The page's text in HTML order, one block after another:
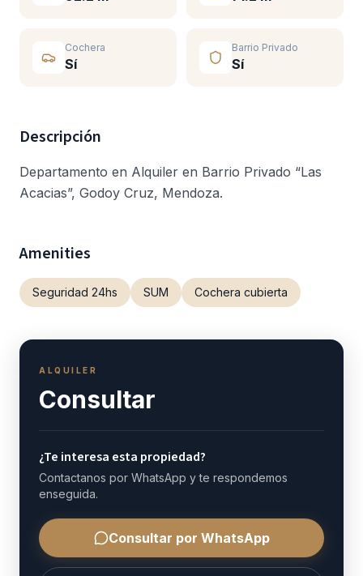
Cochera
Sí
Barrio Privado
Sí
Descripción
Departamento en Alquiler en Barrio Privado “Las
Acacias”, Godoy Cruz, Mendoza.
Amenities
Seguridad 24hs SUM Cochera cubierta
ALQUILER
Consultar
¿Te interesa esta propiedad?
Contactanos por WhatsApp y te respondemos
enseguida.
Consultar por WhatsApp